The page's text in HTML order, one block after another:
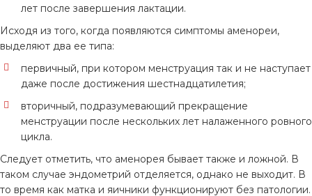
лет после завершения лактации.
Исходя из того, когда появляются симптомы аменореи,
выделяют два ее типа:
первичный, при котором менструация так и не наступает
даже после достижения шестнадцатилетия;
вторичный, подразумевающий прекращение
менструации после нескольких лет налаженного ровного
цикла.
Следует отметить, что аменорея бывает также и ложной. В
таком случае эндометрий отделяется, однако не выходит. В
то время как матка и яичники функционируют без патологии.